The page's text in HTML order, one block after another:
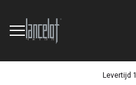
Levertijd